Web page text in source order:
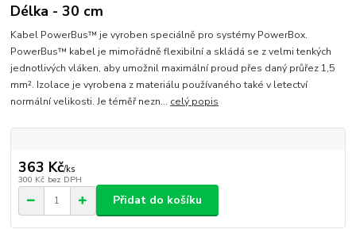
Délka - 30 cm
Kabel PowerBus™ je vyroben speciálně pro systémy PowerBox.
PowerBus™ kabel je mimořádně flexibilní a skládá se z velmi tenkých
jednotlivých vláken, aby umožnil maximální proud přes daný průřez 1,5
mm². Izolace je vyrobena z materiálu používaného také v letectví
normální velikosti. Je téměř nezn... celý popis
363 Kč/ks
300 Kč bez DPH
Přidat do košíku